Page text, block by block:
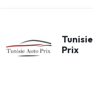
Prix